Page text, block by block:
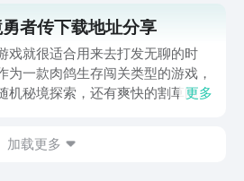
下载会更加方便，九游是手游福
的游戏平台，在这里不仅能够看到
源，还能及时查看后续的消息、活
等相关信息。
者传下载地址分享
戏就很适合用来去打发无聊的时
为一款肉鸽生存闯关类型的游戏，
机秘境探索，还有爽快的割草闯关
以下载。游戏的上手门槛还是比较
更多
加载更多